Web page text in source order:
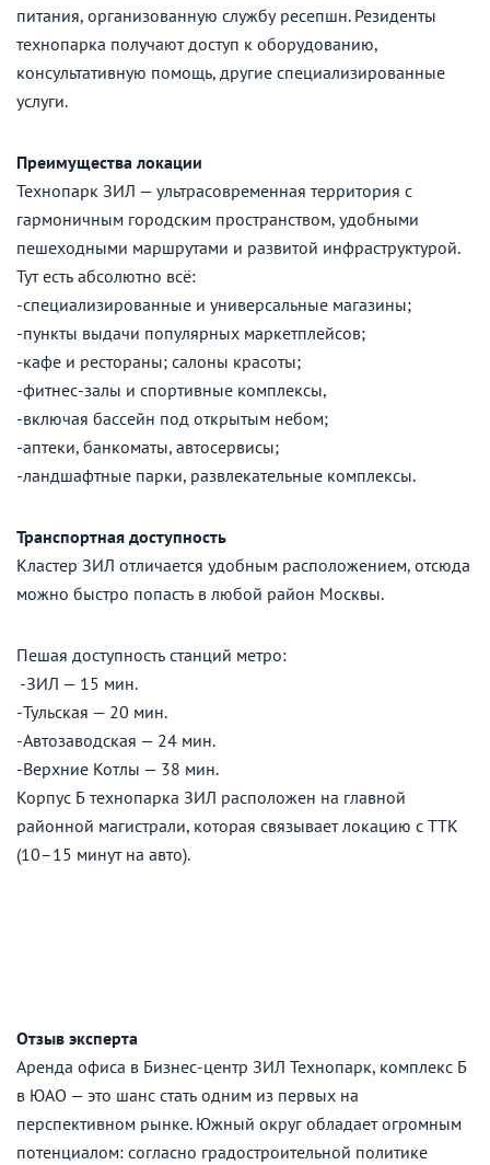
питания, организованную службу ресепшн. Резиденты
технопарка получают доступ к оборудованию,
консультативную помощь, другие специализированные
услуги.
Преимущества локации
Технопарк ЗИЛ — ультрасовременная территория с
гармоничным городским пространством, удобными
пешеходными маршрутами и развитой инфраструктурой.
Тут есть абсолютно всё:
-специализированные и универсальные магазины;
-пункты выдачи популярных маркетплейсов;
-кафе и рестораны; салоны красоты;
-фитнес-залы и спортивные комплексы,
-включая бассейн под открытым небом;
-аптеки, банкоматы, автосервисы;
-ландшафтные парки, развлекательные комплексы.
Транспортная доступность
Кластер ЗИЛ отличается удобным расположением, отсюда
можно быстро попасть в любой район Москвы.
Пешая доступность станций метро:
-ЗИЛ — 15 мин.
-Тульская — 20 мин.
-Автозаводская — 24 мин.
-Верхние Котлы — 38 мин.
Корпус Б технопарка ЗИЛ расположен на главной
районной магистрали, которая связывает локацию с ТТК
(10–15 минут на авто).
Отзыв эксперта
Аренда офиса в Бизнес-центр ЗИЛ Технопарк, комплекс Б
в ЮАО — это шанс стать одним из первых на
перспективном рынке. Южный округ обладает огромным
потенциалом: согласно градостроительной политике